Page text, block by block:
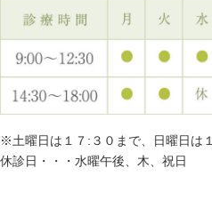
※土曜日は１７:３０まで、日曜日は
休診日・・・水曜午後、木、祝日